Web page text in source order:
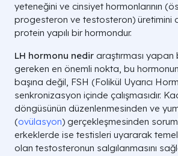
yeteneğini ve cinsiyet hormonlarının
progesteron ve testosteron) üretimini
protein yapılı bir hormondur.
LH hormonu nedir araştırması
gereken en önemli nokta, bu
başına değil, FSH (Folikül Uyarıcı
senkronizasyon içinde çalışmasıdır.
döngüsünün düzenlenmesinden ve
(ovülasyon) gerçekleşmesinden
erkeklerde ise testisleri uyararak
olan testosteronun salgılanmasını